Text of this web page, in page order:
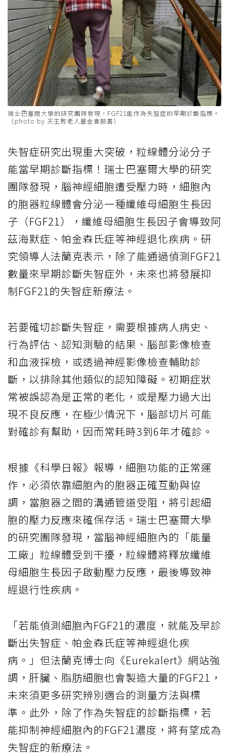
瑞士巴塞爾大學的研究團隊發現，FGF21能作為失智症的早期診斷指標。
（photo by 天主教老人基金會臉書）
失智症研究出現重大突破，粒線體分泌分子
能當早期診斷指標！瑞士巴塞爾大學的研究
團隊發現，腦神經細胞遭受壓力時，細胞內
的胞器粒線體會分泌一種纖維母細胞生長因
子（FGF21），纖維母細胞生長因子會導致阿
茲海默症、帕金森氏症等神經退化疾病。研
究領導人法蘭克表示，除了能通過偵測FGF21
數量來早期診斷失智症外，未來也將發展抑
制FGF21的失智症新療法。
若要確切診斷失智症，需要根據病人病史、
行為評估、認知測驗的結果、腦部影像檢查
和血液採檢，或透過神經影像檢查輔助診
斷，以排除其他類似的認知障礙。初期症狀
常被誤認為是正常的老化，或是壓力過大出
現不良反應，在極少情況下，腦部切片可能
對確診有幫助，因而常耗時3到6年才確診。
根據《科學日報》報導，細胞功能的正常運
作，必須依靠細胞內的胞器正確互動與協
調，當胞器之間的溝通管道受阻，將引起細
胞的壓力反應來確保存活。瑞士巴塞爾大學
的研究團隊發現，當腦神經細胞內的「能量
工廠」粒線體受到干擾，粒線體將釋放纖維
母細胞生長因子啟動壓力反應，最後導致神
經退行性疾病。
「若能偵測細胞內FGF21的濃度，就能及早診
斷出失智症、帕金森氏症等神經退化疾
病。」但法蘭克博士向《Eurekalert》網站強
調，肝臟、脂肪細胞也會製造大量的FGF21，
未來須更多研究辨別適合的測量方法與標
準。此外，除了作為失智症的診斷指標，若
能抑制神經細胞內的FGF21濃度，將有望成為
失智症的新療法。